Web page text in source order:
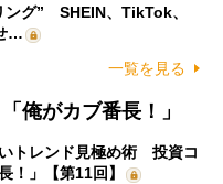
ング” SHEIN、TikTok、
…
一覧を見る
俺がカブ番長！」
いトレンド見極め術 投資コ
！」【第11回】